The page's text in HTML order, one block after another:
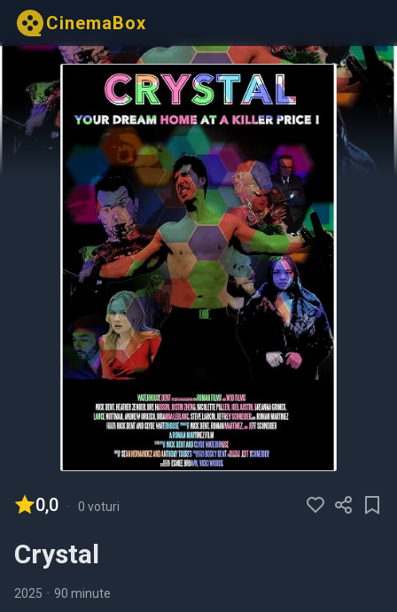
CinemaBox
0,0 - 0 voturi
Crystal
2025 • 90 minute